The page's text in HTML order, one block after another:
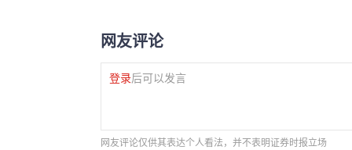
网友评论
登录后可以发言
网友评论仅供其表达个人看法，并不表明证券时报立场